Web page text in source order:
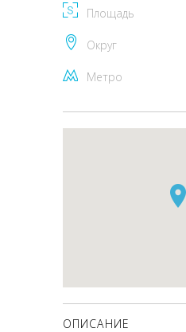
Площадь
Округ
Метро
ОПИСАНИЕ